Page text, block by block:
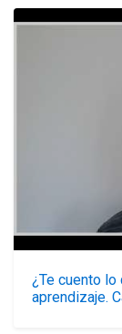
¿Te cuento
aprendizaje.